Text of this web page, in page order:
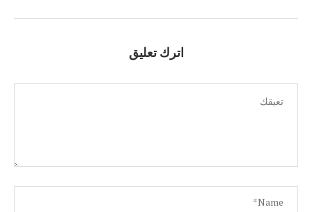
اترك تعليق